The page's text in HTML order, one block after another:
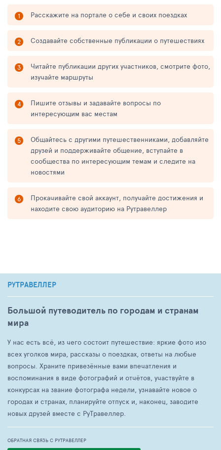
Расскажите на портале о себе и своих поездках
Создавайте собственные публикации о путешествиях
Читайте публикации других участников, смотрите фото,
изучайте маршруты
Пишите отзывы и задавайте вопросы по
интересующим вас местам
Общайтесь с другими путешественниками, добавляйте
друзей и поддерживайте общение, вступайте в
сообщества по интересующим темам и следите на
новостями
Прокачивайте свой аккаунт, получайте достижения и
находите свою аудиторию на Рутравеллер
РУТРАВЕЛЛЕР
Большой путеводитель по городам и странам
мира
У нас есть всё, из чего состоит путешествие: яркие фото изо
всех уголков мира, рассказы о поездках, ответы на любые
вопросы. Храните привезённые вами впечатления и
воспоминания в виде фотографий и отчётов, участвуйте в
конкурсах на звание фотографа недели, узнавайте новое о
городах и странах, планируйте отпуск и, наконец, заводите
новых друзей вместе с РуТравеллер.
ОБРАТНАЯ СВЯЗЬ С РУТРАВЕЛЛЕР